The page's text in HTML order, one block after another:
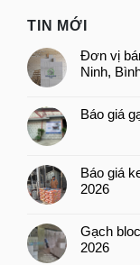
TIN MỚI
Đơn vị
Ninh,
Báo giá
Báo giá
2026
Gạch
2026